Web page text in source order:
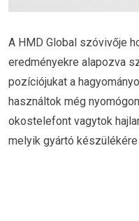
A HMD Global szóvivője
eredményekre alapozva
pozíciójukat a
használtok még
okostelefont vagytok
melyik gyártó